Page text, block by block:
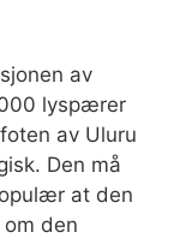
av
lyspærer
av Uluru
Den må
at den
den